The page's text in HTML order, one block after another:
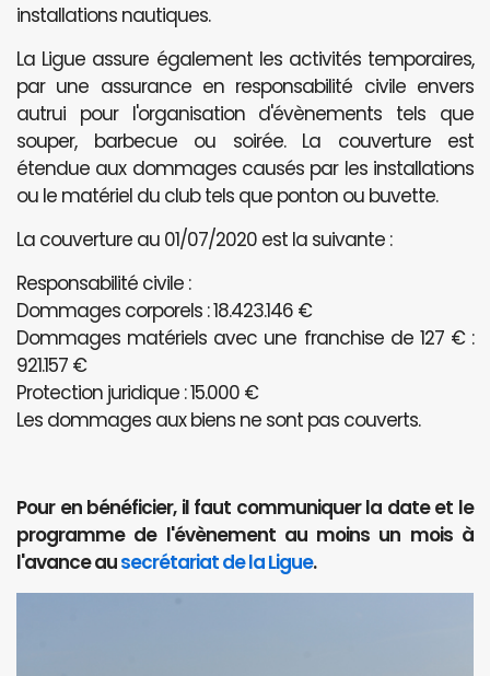
installations nautiques.
La Ligue assure également les activités temporaires,
par une assurance en responsabilité civile envers
autrui pour l'organisation d'évènements tels que
souper, barbecue ou soirée. La couverture est
étendue aux dommages causés par les installations
ou le matériel du club tels que ponton ou buvette.
La couverture au 01/07/2020 est la suivante :
Responsabilité civile :
Dommages corporels : 18.423.146 €
Dommages matériels avec une franchise de 127 € :
921.157 €
Protection juridique : 15.000 €
Les dommages aux biens ne sont pas couverts.
Pour en bénéficier, il faut communiquer la date et le
programme de l'évènement au moins un mois à
l'avance ausecrétariat de la Ligue.